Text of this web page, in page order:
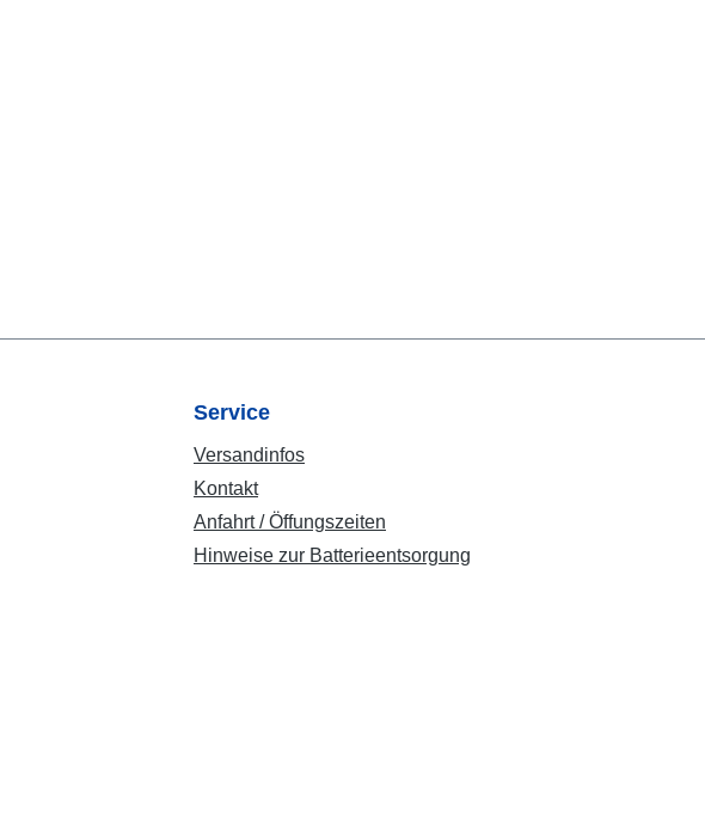
Service
Versandinfos
Kontakt
Anfahrt / Öffungszeiten
Hinweise zur Batterieentsorgung